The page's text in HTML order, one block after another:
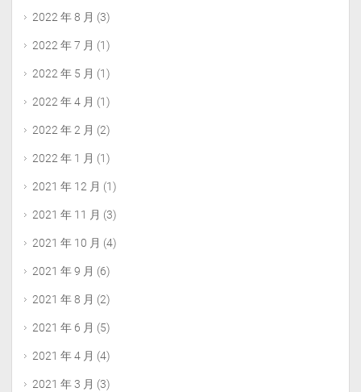
2022 年 8 月 (3)
2022 年 7 月 (1)
2022 年 5 月 (1)
2022 年 4 月 (1)
2022 年 2 月 (2)
2022 年 1 月 (1)
2021 年 12 月 (1)
2021 年 11 月 (3)
2021 年 10 月 (4)
2021 年 9 月 (6)
2021 年 8 月 (2)
2021 年 6 月 (5)
2021 年 4 月 (4)
2021 年 3 月 (3)